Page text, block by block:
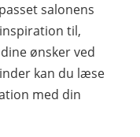
salonens
til,
ønsker ved
kan du læse
med din